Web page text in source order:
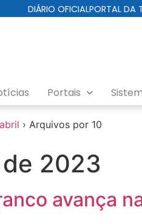
DIÁRIO OFICIALPORTAL DA
Portais
› Arquivos por 10
2023
avança